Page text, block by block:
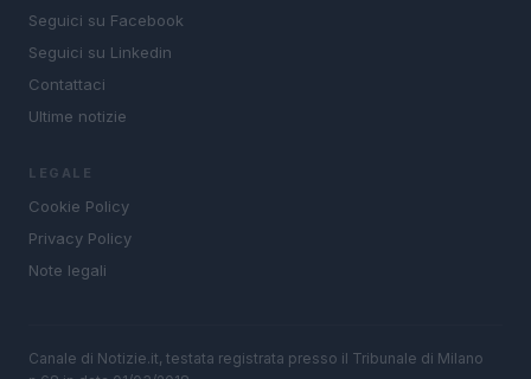
Seguici su Facebook
Seguici su Linkedin
Contattaci
Ultime notizie
LEGALE
Cookie Policy
Privacy Policy
Note legali
Canale di Notizie.it, testata registrata presso il Tribunale di Milano